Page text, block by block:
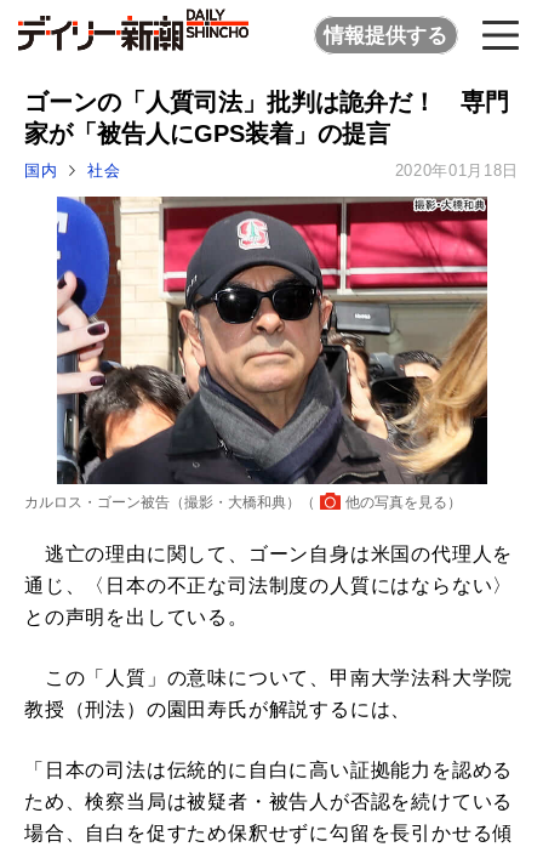
情報提供する
ゴーンの「人質司法」批判は詭弁だ！ 専門
家が「被告人にGPS装着」の提言
国内 社会 2020年01月18日
カルロス・ゴーン被告（撮影・大橋和典）（ 他の写真を見る ）
逃亡の理由に関して、ゴーン自身は米国の代理人を
通じ、〈日本の不正な司法制度の人質にはならない〉
との声明を出している。
この「人質」の意味について、甲南大学法科大学院
教授（刑法）の園田寿氏が解説するには、
「日本の司法は伝統的に自白に高い証拠能力を認める
ため、検察当局は被疑者・被告人が否認を続けている
場合、自白を促すため保釈せずに勾留を長引かせる傾